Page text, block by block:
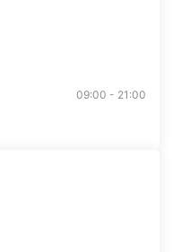
09:00 - 21:00